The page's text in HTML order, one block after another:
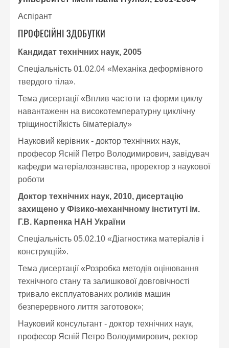
Аспірант
ПРОФЕСІЙНІ ЗДОБУТКИ
Кандидат технічних наук, 2005
Спеціальність 01.02.04 «Механіка деформівного
твердого тіла».
Тема дисертації «Вплив частоти та форми циклу
навантаженн на високотемпературну циклічну
тріщиностійкість біматеріалу»
Науковий керівник - доктор технічних наук,
професор Ясній Петро Володимирович, завідувач
кафедри матеріалознавства, проректор з наукової
роботи
Доктор технічних наук, 2010, дисертацію
захищено у Фізико-механічному інституті ім.
Г.В. Карпенка НАН України
Спеціальність 05.02.10 «Діагностика матеріалів і
конструкцій».
Тема дисертації «Розробка методів оцінювання
технічного стану та залишкової довговічності
тривало експлуатованих роликів машин
безперервного лиття заготовок»;
Науковий консультант - доктор технічних наук,
професор Ясній Петро Володимирович, ректор